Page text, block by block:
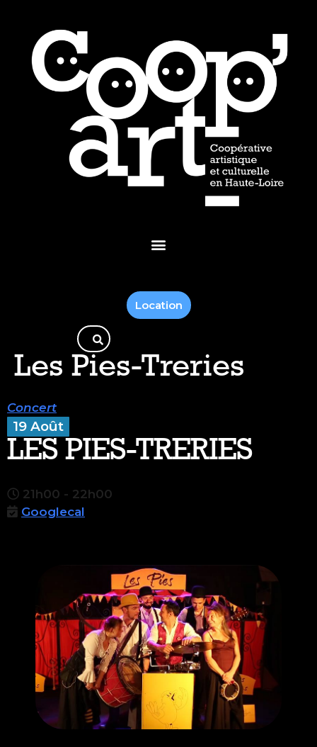
Location
Les Pies-Treries
Concert
19 Août
LES PIES-TRERIES
21h00 - 22h00
Googlecal